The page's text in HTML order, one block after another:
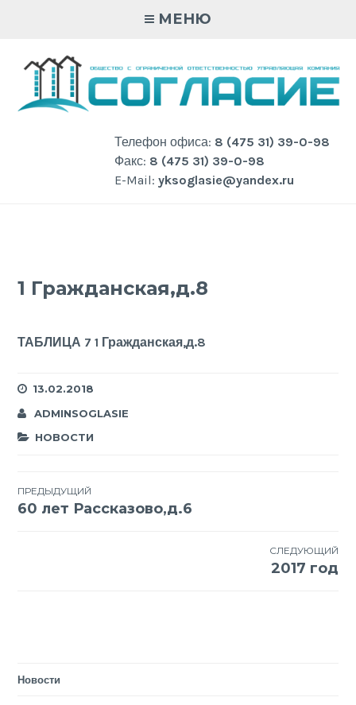
МЕНЮ
Телефон офиса: 8 (475 31) 39-0-98
Факс: 8 (475 31) 39-0-98
E-Mail: yksoglasie@yandex.ru
1 Гражданская,д.8
ТАБЛИЦА 7 1 Гражданская,д.8
13.02.2018
ADMINSOGLASIE
НОВОСТИ
Навигация
ПРЕДЫДУЩИЙ
60 лет Рассказово,д.6
СЛЕДУЮЩИЙ
2017 год
Новости